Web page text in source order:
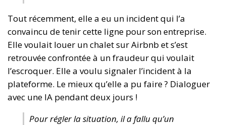
Tout récemment, elle a eu un incident qui l’a
convaincu de tenir cette ligne pour son entreprise.
Elle voulait louer un chalet sur Airbnb et s’est
retrouvée confrontée à un fraudeur qui voulait
l’escroquer. Elle a voulu signaler l’incident à la
plateforme. Le mieux qu’elle a pu faire ? Dialoguer
avec une IA pendant deux jours !
Pour régler la situation, il a fallu qu’un